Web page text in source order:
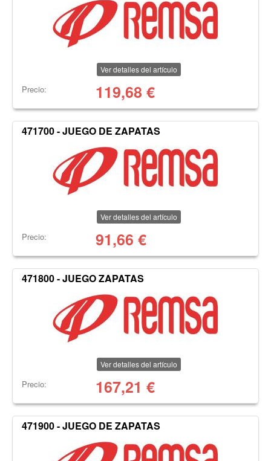
Ver detalles del artículo
Precio: 119,68 €
471700 - JUEGO DE ZAPATAS
Ver detalles del artículo
Precio: 91,66 €
471800 - JUEGO ZAPATAS
Ver detalles del artículo
Precio: 167,21 €
471900 - JUEGO DE ZAPATAS